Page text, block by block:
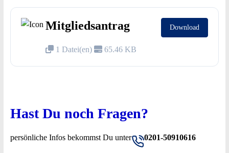
Mitgliedsantrag
1 Datei(en) 65.46 KB
Download
Hast Du noch Fragen?
persönliche Infos bekommst Du unter 0201-50910616